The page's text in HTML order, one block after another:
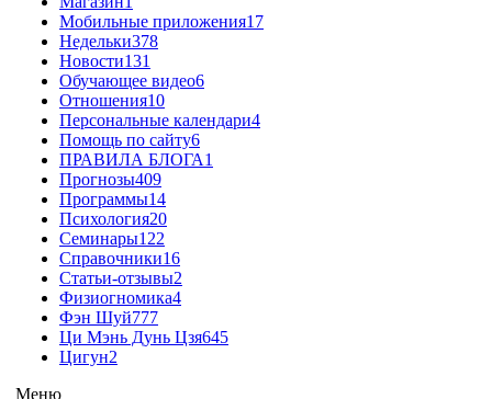
Мобильные приложения17
Недельки378
Новости131
Обучающее видео6
Отношения10
Персональные календари4
Помощь по сайту6
ПРАВИЛА БЛОГА1
Прогнозы409
Программы14
Психология20
Семинары122
Справочники16
Статьи-отзывы2
Физиогномика4
Фэн Шуй777
Ци Мэнь Дунь Цзя645
Цигун2
Меню